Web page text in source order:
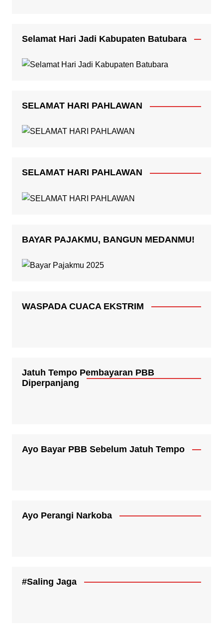
Selamat Hari Jadi Kabupaten Batubara
SELAMAT HARI PAHLAWAN
SELAMAT HARI PAHLAWAN
BAYAR PAJAKMU, BANGUN MEDANMU!
WASPADA CUACA EKSTRIM
Jatuh Tempo Pembayaran PBB
Diperpanjang
Ayo Bayar PBB Sebelum Jatuh Tempo
Ayo Perangi Narkoba
#Saling Jaga